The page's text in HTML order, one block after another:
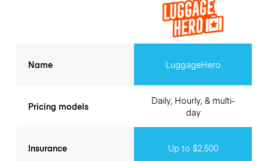
Name
Pricing models
Insurance
LuggageHero
Daily, Hourly, & multi-
day
Up to $2,500